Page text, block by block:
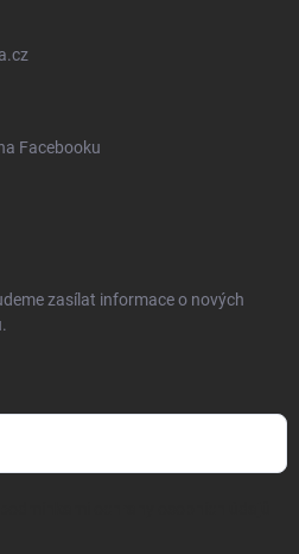
Facebooku
zasílat informace o nových